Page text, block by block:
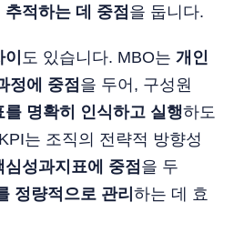
적하는 데 중점 을 둡니다.
도 있습니다. MBO는 개인
정에 중점 을 두어, 구성원
명확히 인식하고 실행하도
는 조직의 전략적 방향성
심성과지표에 중점 을 두
정량적으로 관리 하는 데 효